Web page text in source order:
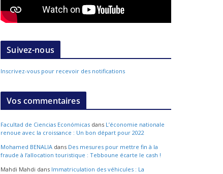
Suivez-nous
Inscrivez-vous pour recevoir des notifications
Vos commentaires
Facultad de Ciencias Económicas dans L’économie nationale
renoue avec la croissance : Un bon départ pour 2022
Mohamed BENALIA dans Des mesures pour mettre fin à la
fraude à l’allocation touristique : Tebboune écarte le cash !
Mahdi Mahdi dans Immatriculation des véhicules : La